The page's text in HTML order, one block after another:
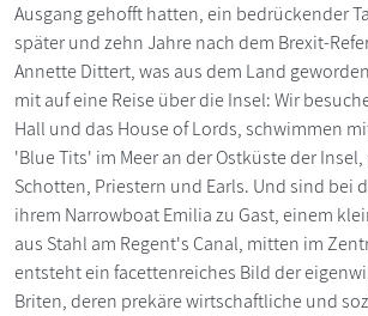
Ausgang gehofft hatten, ein bedrückender
später und zehn Jahre nach dem Brexit-
Annette Dittert, was aus dem Land
mit auf eine Reise über die Insel: Wir
Hall und das House of Lords, schwimmen
'Blue Tits' im Meer an der Ostküste der
Schotten, Priestern und Earls. Und sind bei
ihrem Narrowboat Emilia zu Gast, einem
aus Stahl am Regent's Canal, mitten im
entsteht ein facettenreiches Bild der
Briten, deren prekäre wirtschaftliche und